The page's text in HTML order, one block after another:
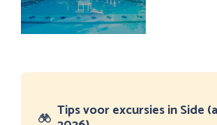
Tips voor excursies in Side